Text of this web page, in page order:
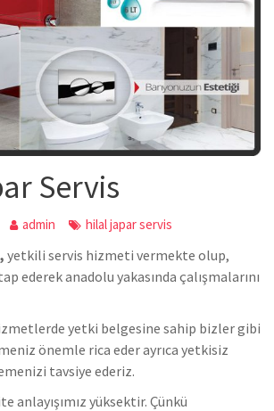
Servis
admin hilal japar servis
yetkili servis hizmeti vermekte olup,
ederek anadolu yakasında çalışmalarını
yetki belgesine sahip bizler gibi
önemle rica eder ayrıca yetkisiz
tavsiye ederiz.
anlayışımız yüksektir. Çünkü